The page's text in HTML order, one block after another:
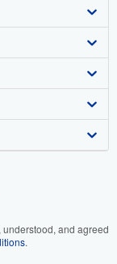
and agreed
.